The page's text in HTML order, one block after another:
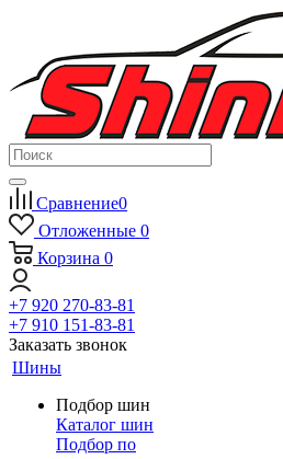
Сравнение0
Отложенные 0
Корзина 0
+7 920 270-83-81
+7 910 151-83-81
Заказать звонок
Шины
Подбор шин
Каталог шин
Подбор по